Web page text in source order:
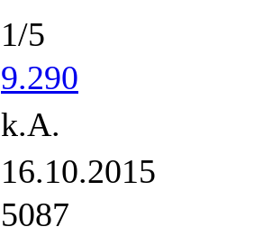
1/5
9.290
k.A.
16.10.2015
5087